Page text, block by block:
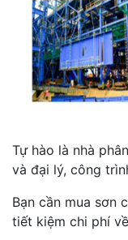
Tự hào là nhà
và đại lý, công
Bạn cần mua sơn
tiết kiệm chi phí